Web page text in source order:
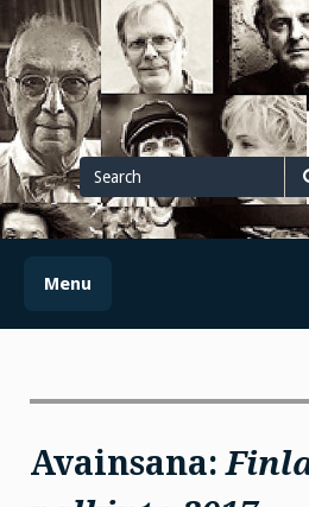
Skip
to
content
Search
for
Menu
Avainsana: